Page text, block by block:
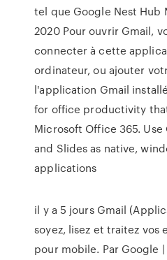
tel que Google Nest Hub
2020 Pour ouvrir Gmail,
connecter à cette
ordinateur, ou ajouter
l'application Gmail
for office productivity
Microsoft Office 365. Use
and Slides as native,
applications
il y a 5 jours Gmail
soyez, lisez et traitez vos
pour mobile. Par Google